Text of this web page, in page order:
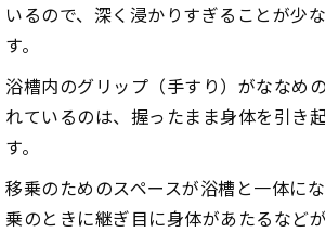
いるので、深く浸かりすぎることが少
す。
浴槽内のグリップ（手すり）がななめ
れているのは、握ったまま身体を引き
す。
移乗のためのスペースが浴槽と一体に
乗のときに継ぎ目に身体があたるなど